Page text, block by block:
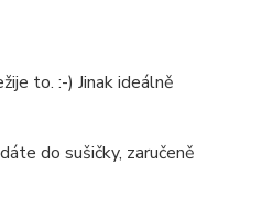
to. :-) Jinak ideálně
do sušičky, zaručeně